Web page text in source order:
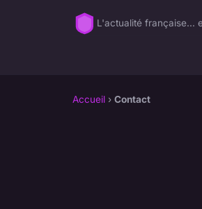
L'actualité française...
Accueil › Contact